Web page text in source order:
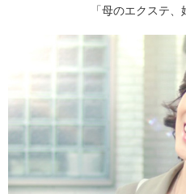
「母のエクステ